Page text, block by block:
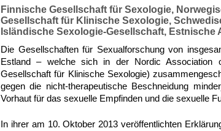
Finnische Gesellschaft für Sexologie,
Gesellschaft für Klinische Sexologie,
Isländische Sexologie-Gesellschaft,
Die Gesellschaften für Sexualforschung von
Estland – welche sich in der Nordic
Gesellschaft für Klinische Sexologie)
gegen die nicht-therapeutische Beschneidung
Vorhaut für das sexuelle Empfinden und die sexuelle
In ihrer am 10. Oktober 2013 veröffentlichten